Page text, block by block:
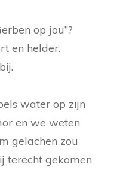
op jou”?
en helder.
water op zijn
en we weten
gelachen zou
terecht gekomen